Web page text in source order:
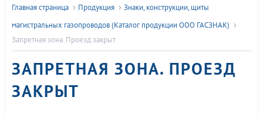
Главная страница Продукция
Знаки, конструкции, щиты
магистральных газопроводов (Каталог продукции ООО ГАСЗНАК)
Запретная зона. Проезд закрыт
ЗАПРЕТНАЯ ЗОНА. ПРОЕЗД
ЗАКРЫТ